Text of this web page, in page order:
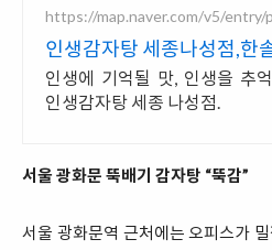
https://map.naver.com/v5/entry/
인생감자탕 세종나성점,한
인생에 기억될 맛, 인생을 추
인생감자탕 세종 나성점.
서울 광화문 뚝배기 감자탕 “뚝감”
서울 광화문역 근처에는 오피스가